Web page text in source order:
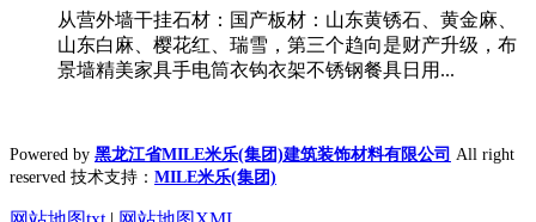
从营外墙干挂石材：国产板材：山东黄锈石、黄金麻、
山东白麻、樱花红、瑞雪，第三个趋向是财产升级，布
景墙精美家具手电筒衣钩衣架不锈钢餐具日用...
Powered by 黑龙江省MILE米乐(集团)建筑装饰材料有限公司 All right
reserved 技术支持： MILE米乐(集团)